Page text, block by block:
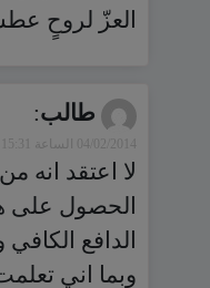
العزّ لروحٍ
طالب:
04/02/2014 الساعة 15:31
لا اعتقد
الحصول على
الدافع
وبما اني